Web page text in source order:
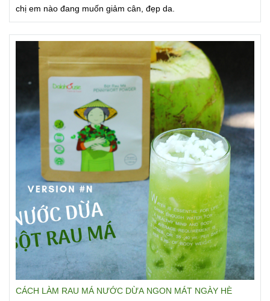
chị em nào đang muốn giảm cân, đẹp da.
CÁCH LÀM RAU MÁ NƯỚC DỪA NGON MÁT NGÀY HÈ